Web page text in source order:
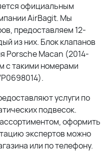
официальным
AirBagit. Мы
предоставляем 12-
из них. Блок клапанов
Porsche Macan (2014-
с такими номерами
услуги по
подвесок.
оформить
экспертов можно
или по телефону.